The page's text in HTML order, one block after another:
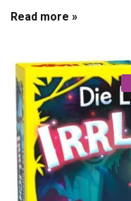
Read more »